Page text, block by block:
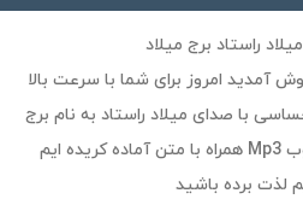
راستاد برج میلاد
امروز برای شما با سرعت بالا
با صدای میلاد راستاد به نام برج
میلاد را با کیفیت عالی و خوب Mp3 همراه با متن آماده کریده ایم
لذت برده باشید